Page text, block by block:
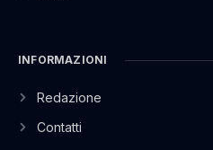
INFORMAZIONI
Redazione
Contatti